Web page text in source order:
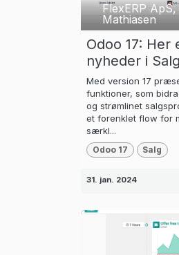
FlexERP
Mathiasen
Odoo 17: Her
nyheder i Salg
Med version 17
funktioner, som
og strømlinet
et forenklet flow for
særkl...
Odoo 17 Salg
31. jan. 2024